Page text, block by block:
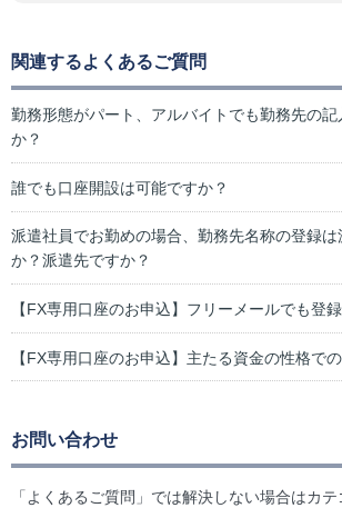
関連するよくあるご質問
勤務形態がパート、アルバイトでも勤務先の記
か？
誰でも口座開設は可能ですか？
派遣社員でお勤めの場合、勤務先名称の登録は
か？派遣先ですか？
【FX専用口座のお申込】フリーメールでも登
【FX専用口座のお申込】主たる資金の性格で
お問い合わせ
「よくあるご質問」では解決しない場合はカ